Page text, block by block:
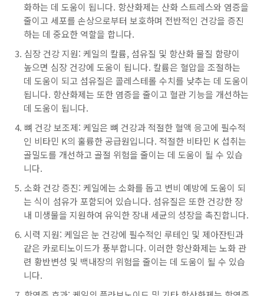
화하는 데 도움이 됩니다. 항산화제는 산화 스트레스와 염증을
줄이고 세포를 손상으로부터 보호하며 전반적인 건강을 증진
하는 데 중요한 역할을 합니다.
심장 건강 지원: 케일의 칼륨, 섬유질 및 항산화 물질 함량이
높으면 심장 건강에 도움이 됩니다. 칼륨은 혈압을 조절하는
데 도움이 되고 섬유질은 콜레스테롤 수치를 낮추는 데 도움이
됩니다. 항산화제는 또한 염증을 줄이고 혈관 기능을 개선하는
데 도움이 됩니다.
뼈 건강 보조제: 케일은 뼈 건강과 적절한 혈액 응고에 필수적
인 비타민 K의 훌륭한 공급원입니다. 적절한 비타민 K 섭취는
골밀도를 개선하고 골절 위험을 줄이는 데 도움이 될 수 있습
니다.
소화 건강 증진: 케일에는 소화를 돕고 변비 예방에 도움이 되
는 식이 섬유가 포함되어 있습니다. 섬유질은 또한 건강한 장
내 미생물을 지원하여 유익한 장내 세균의 성장을 촉진합니다.
시력 지원: 케일은 눈 건강에 필수적인 루테인 및 제아잔틴과
같은 카로티노이드가 풍부합니다. 이러한 항산화제는 노화 관
련 황반변성 및 백내장의 위험을 줄이는 데 도움이 될 수 있습
니다.